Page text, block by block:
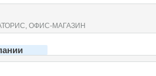
ОФИС-МАГАЗИН